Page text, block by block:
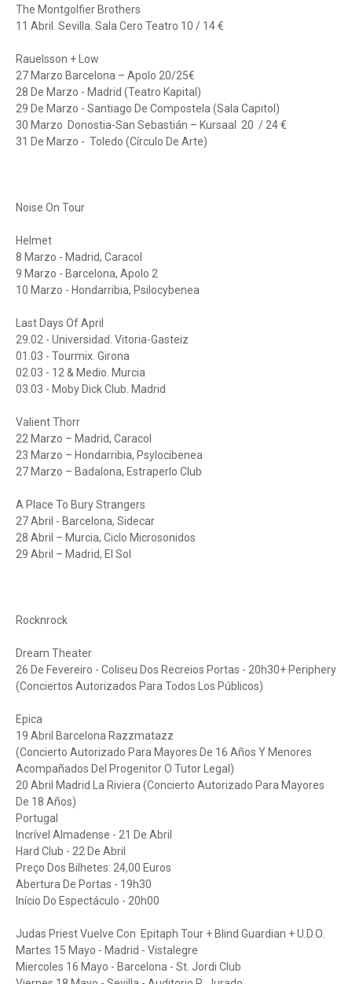
The Montgolfier Brothers
11 Abril. Sevilla. Sala Cero Teatro 10 / 14 €
Rauelsson + Low
27 Marzo Barcelona – Apolo 20/25€
28 De Marzo - Madrid (Teatro Kapital)
29 De Marzo - Santiago De Compostela (Sala Capitol)
30 Marzo Donostia-San Sebastián – Kursaal 20 / 24 €
31 De Marzo - Toledo (Círculo De Arte)
Noise On Tour
Helmet
8 Marzo - Madrid, Caracol
9 Marzo - Barcelona, Apolo 2
10 Marzo - Hondarribia, Psilocybenea
Last Days Of April
29.02 - Universidad. Vitoria-Gasteiz
01.03 - Tourmix. Girona
02.03 - 12 & Medio. Murcia
03.03 - Moby Dick Club. Madrid
Valient Thorr
22 Marzo – Madrid, Caracol
23 Marzo – Hondarribia, Psylocibenea
27 Marzo – Badalona, Estraperlo Club
A Place To Bury Strangers
27 Abril - Barcelona, Sidecar
28 Abril – Murcia, Ciclo Microsonidos
29 Abril – Madrid, El Sol
Rocknrock
Dream Theater
26 De Fevereiro - Coliseu Dos Recreios Portas - 20h30+ Periphery
(Conciertos Autorizados Para Todos Los Públicos)
Epica
19 Abril Barcelona Razzmatazz
(Concierto Autorizado Para Mayores De 16 Años Y Menores
Acompañados Del Progenitor O Tutor Legal)
20 Abril Madrid La Riviera (Concierto Autorizado Para Mayores
De 18 Años)
Portugal
Incrível Almadense - 21 De Abril
Hard Club - 22 De Abril
Preço Dos Bilhetes: 24,00 Euros
Abertura De Portas - 19h30
Início Do Espectáculo - 20h00
Judas Priest Vuelve Con Epitaph Tour + Blind Guardian + U.D.O.
Martes 15 Mayo - Madrid - Vistalegre
Miercoles 16 Mayo - Barcelona - St. Jordi Club